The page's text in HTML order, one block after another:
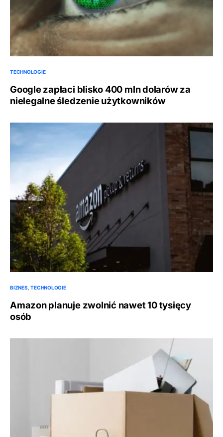
TECHNOLOGIE
Google zapłaci blisko 400 mln dolarów za
nielegalne śledzenie użytkowników
BIZNES TECHNOLOGIE
Amazon planuje zwolnić nawet 10 tysięcy
osób